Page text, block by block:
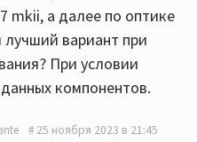
mkii, а далее по оптике
лучший вариант при
При условии
компонентов.
25 ноября 2023 в 21:45